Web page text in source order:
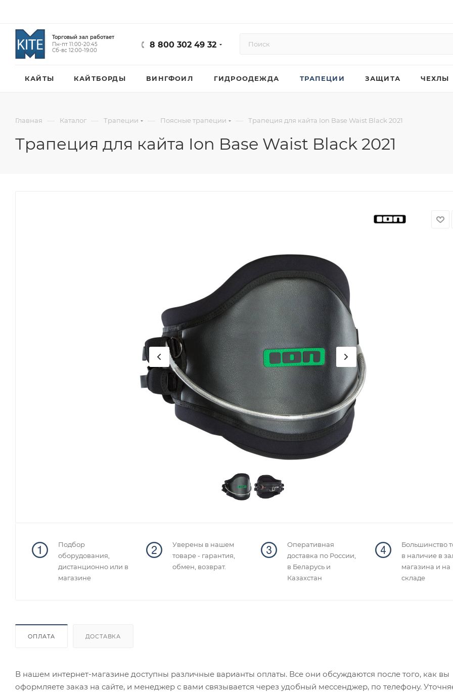
Торговый зал работает
Пн-пт 11:00-20:45
Сб-вс 12:00-19:00
8 800 302 49 32
КАЙТЫ КАЙТБОРДЫ ВИНГФОИЛ ГИДРООДЕЖДА ТРАПЕЦИИ ЗАЩИТА ЧЕХЛЫ
Главная — Каталог — Трапеции — Поясные трапеции — Трапеция для кайта Ion Base Waist Black 2021
Трапеция для кайта Ion Base Waist Black 2021
Подбор
оборудования,
дистанционно или в
магазине
Уверены в нашем
товаре - гарантия,
обмен, возврат.
Оперативная
доставка по России,
в Беларусь и
Казахстан
Большинство
в наличие в
магазина и на
складе
ОПЛАТА ДОСТАВКА
В нашем интернет-магазине доступны различные варианты оплаты. Все они обсуждаются после того, как вы
оформляете заказ на сайте, и менеджер с вами связывается через удобный мессенджер, по телефону.